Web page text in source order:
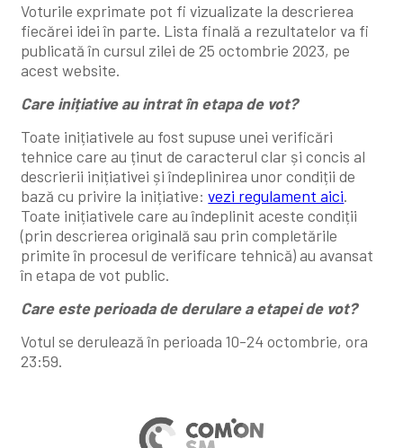
Voturile exprimate pot fi vizualizate la descrierea
fiecărei idei în parte. Lista finală a rezultatelor va fi
publicată în cursul zilei de 25 octombrie 2023, pe
acest website.
Care inițiative au intrat în etapa de vot?
Toate inițiativele au fost supuse unei verificări
tehnice care au ținut de caracterul clar și concis al
descrierii inițiativei și îndeplinirea unor condiții de
bază cu privire la inițiative:vezi regulament aici.
Toate inițiativele care au îndeplinit aceste condiții
(prin descrierea originală sau prin completările
primite în procesul de verificare tehnică) au avansat
în etapa de vot public.
Care este perioada de derulare a etapei de vot?
Votul se derulează în perioada 10-24 octombrie, ora
23:59.